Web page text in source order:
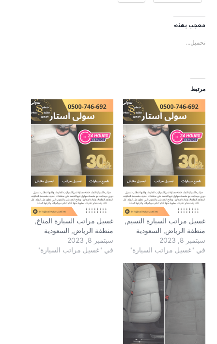
معجب بهذه:
تحميل...
مرتبط
غسيل مراتب السيارة النسيم,
منطقة الرياض, السعودية
سبتمبر 8, 2023
في "غسيل مراتب السيارة"
غسيل مراتب السيارة المناخ,
منطقة الرياض, السعودية
سبتمبر 8, 2023
في "غسيل مراتب السيارة"